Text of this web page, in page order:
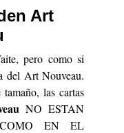
Art
pero como si
del Art Nouveau.
las cartas
NO ESTAN
EN EL